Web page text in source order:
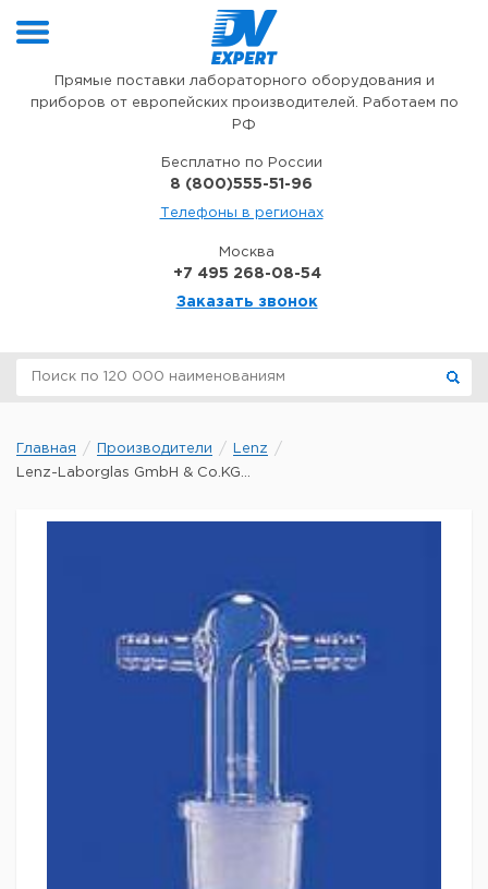
Прямые поставки лабораторного оборудования и
приборов от европейских производителей. Работаем по
РФ
Бесплатно по России
8 (800)555-51-96
Телефоны в регионах
Москва
+7 495 268-08-54
Заказать звонок
Главная Производители
Lenz
Lenz-Laborglas GmbH & Co.KG...